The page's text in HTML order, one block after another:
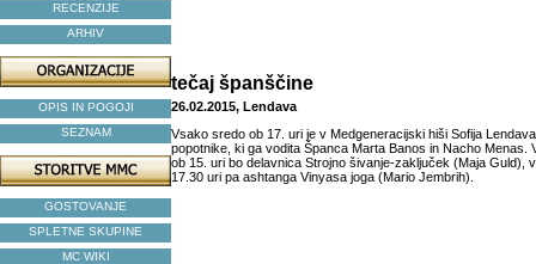
RECENZIJE
ARHIV
OPIS IN POGOJI
SEZNAM
GOSTOVANJE
SPLETNE SKUPINE
MC WIKI
tečaj španščine
26.02.2015, Lendava
Vsako sredo ob 17. uri je v Medgeneracijski hiši Sofija
popotnike, ki ga vodita Španca Marta Banos in Nacho Menas.
ob 15. uri bo delavnica Strojno šivanje-zaključek (Maja Guld),
17.30 uri pa ashtanga Vinyasa joga (Mario Jembrih).